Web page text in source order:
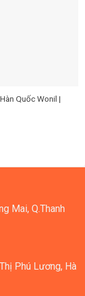
Quốc Wonil |
Mai, Q.Thanh
Phú Lương, Hà